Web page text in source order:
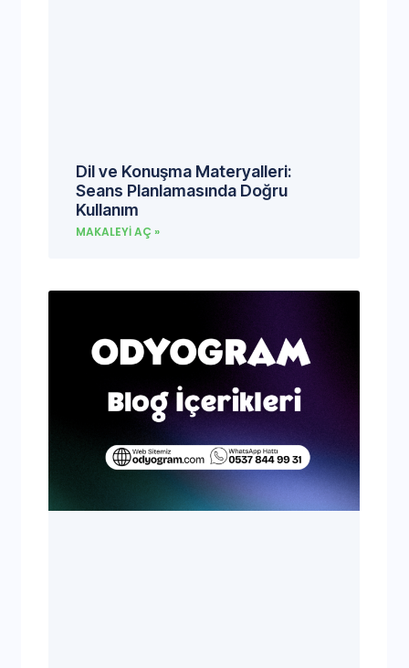
Dil ve Konuşma Materyalleri:
Seans Planlamasında Doğru
Kullanım
MAKALEYI AÇ »